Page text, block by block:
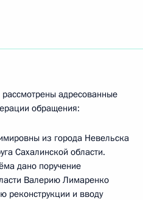
адресованные
обращения:
из города Невельска
Сахалинской области.
дано поручение
Валерию Лимаренко
реконструкции и вводу